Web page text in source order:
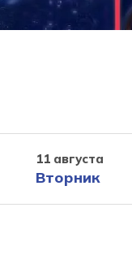
11 августа
Вторник